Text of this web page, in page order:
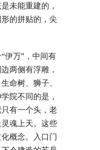
未能重建的，
的拼贴的，尖
伊万”，中间有
两侧有浮雕，
命树、狮子、
院不同的是，
有一个头，老
魂上天。这些
概念。入口门